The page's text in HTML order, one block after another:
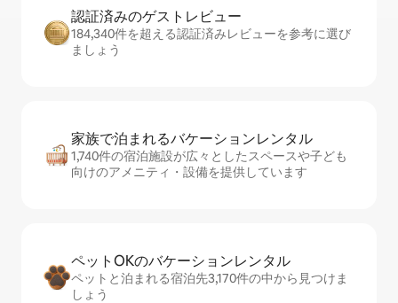
認証済みのゲ⁠ス⁠ト⁠レ⁠ビ⁠ュ⁠ー
184,340件を超える認証済みレビューを参考に選び
ましょう
家族で泊まれるバ⁠ケ⁠ー⁠シ⁠ョ⁠ンレ⁠ン⁠タ⁠ル
1,740件の宿泊施設が広々としたスペースや子ども
向けのアメニティ・設備を提供しています
ペットOKのバ⁠ケ⁠ー⁠シ⁠ョ⁠ンレ⁠ン⁠タ⁠ル
ペットと泊まれる宿泊先3,170件の中から見つけま
しょう